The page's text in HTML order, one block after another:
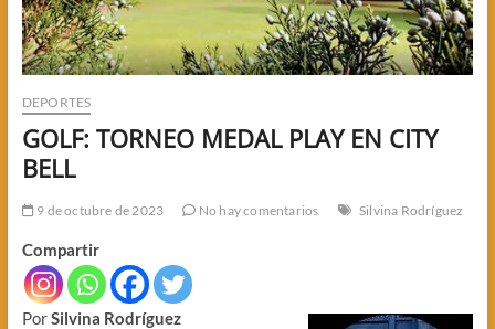
DEPORTES
GOLF: TORNEO MEDAL PLAY EN CITY
BELL
9 de octubre de 2023 No hay comentarios Silvina Rodríguez
Compartir
PorSilvina Rodríguez